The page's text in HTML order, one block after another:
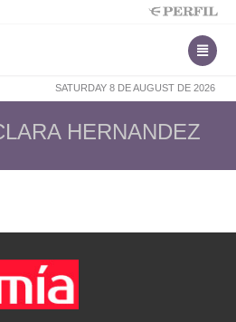
SATURDAY 8 DE AUGUST DE 2026
HERNANDEZ